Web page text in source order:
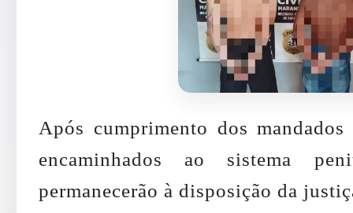
Após cumprimento dos
encaminhados ao sistema
permanecerão à disposição da